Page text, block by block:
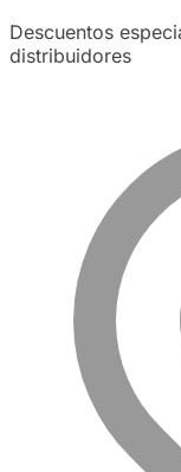
Descuentos
distribuidores